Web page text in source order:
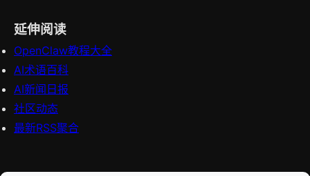
延伸阅读
OpenClaw教程大全
AI术语百科
AI新闻日报
社区动态
最新RSS聚合